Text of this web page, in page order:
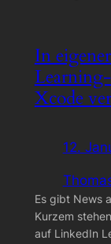
In
Xcode
12.
Es gibt News
Kurzem
auf LinkedIn